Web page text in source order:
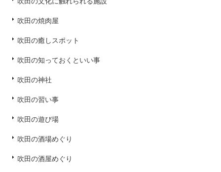
吹田の焼肉屋
吹田の癒しスポット
吹田の知っておくといい事
吹田の神社
吹田の習い事
吹田の遊び場
吹田の酒場めぐり
吹田の酒屋めぐり